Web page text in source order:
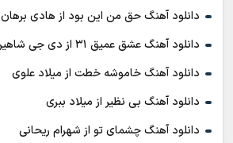
دانلود آهنگ حق من این بود از هادی برهان
دانلود آهنگ عشق عمیق ۳۱ از دی جی شاهین
دانلود آهنگ خاموشه خطت از میلاد علوی
دانلود آهنگ بی نظیر از میلاد ببری
دانلود آهنگ چشمای تو از شهرام ریحانی